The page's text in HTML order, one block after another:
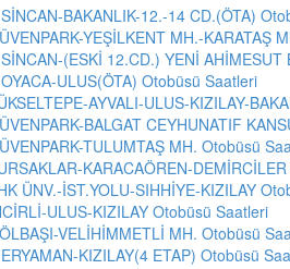
BAKANLIK-12.-14 CD.(ÖTA)
YEŞİLKENT MH.-KARATAŞ
(ESKİ 12.CD.) YENİ
ULUS(ÖTA) Otobüsü Saatleri
AYVALI-ULUS-KIZILAY-
BALGAT CEYHUNATIF
TULUMTAŞ MH. Otobüsü
KARACAÖREN-
ÜNV.-İST.YOLU-SIHHİYE-KIZILAY
ULUS-KIZILAY Otobüsü Saatleri
VELİHİMMETLİ MH. Otobüsü
KIZILAY(4 ETAP) Otobüsü